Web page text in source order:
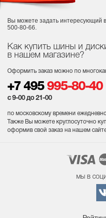
Как купить шины и
в нашем магазине?
Оформить заказ можно по
+7 495 995-80-40
с 9-00 до 21-00
по московскому времени
Также Вы можете круглосуточно
оформив свой заказ на нашем
Вы можете задать интересующий
500-80-66.
мы в